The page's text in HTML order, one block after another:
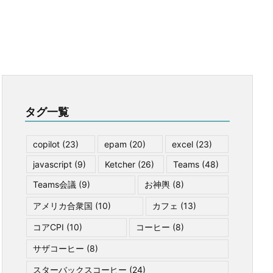
タグ一覧
copilot (23) epam (20) excel(23)
javascript (9) Ketcher (26) Teams (48)
Teams会議 (9) お神輿(8)
アメリカ合衆国 (10) カフェ (13)
コアCPI (10) コーヒー (8)
サザコーヒー (8)
スターバックスコーヒー (24)